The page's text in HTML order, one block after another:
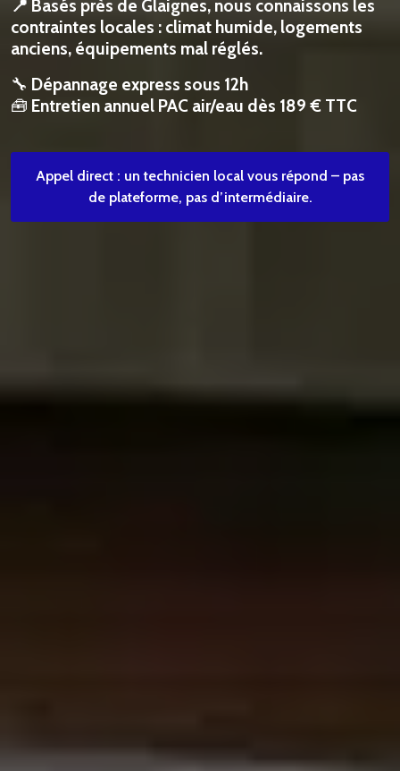
📍 Basés près de Glaignes, nous connaissons les
contraintes locales : climat humide, logements
anciens, équipements mal réglés.
🔧 Dépannage express sous 12h
🧰 Entretien annuel PAC air/eau dès 189 € TTC
Appel direct : un technicien local vous répond – pas
de plateforme, pas d’intermédiaire.